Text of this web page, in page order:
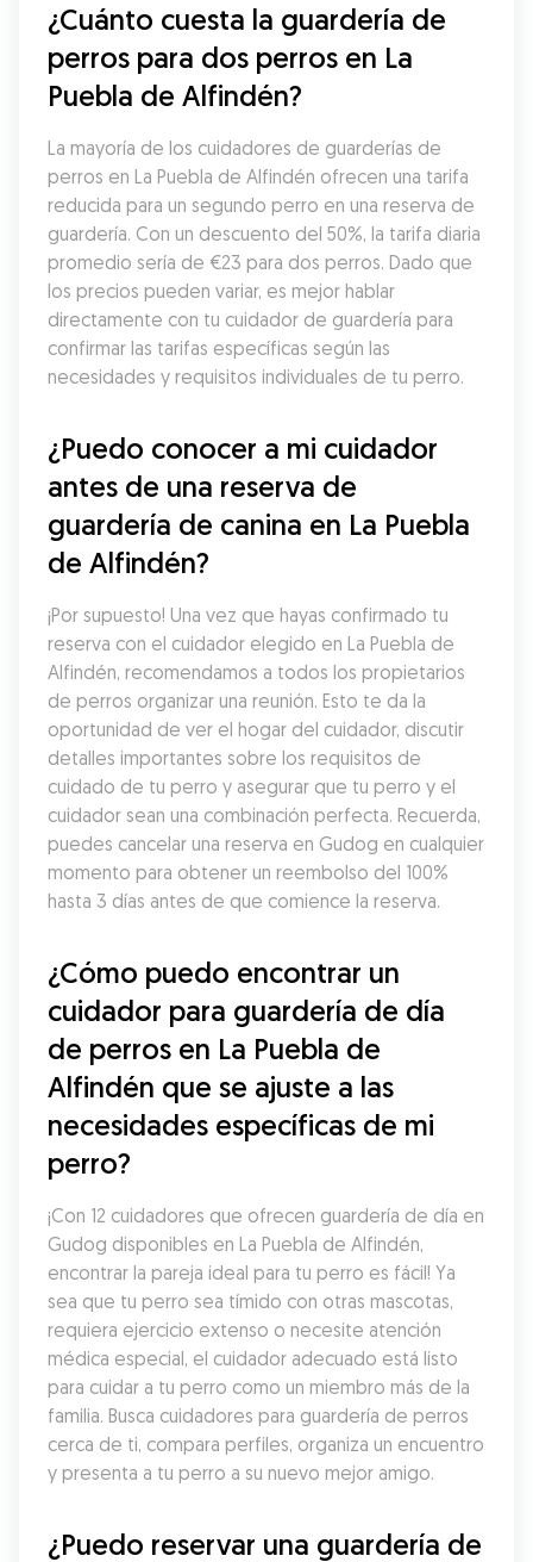
¿Cuánto cuesta la guardería de
perros para dos perros en La
Puebla de Alfindén?
La mayoría de los cuidadores de guarderías de
perros en La Puebla de Alfindén ofrecen una tarifa
reducida para un segundo perro en una reserva de
guardería. Con un descuento del 50%, la tarifa diaria
promedio sería de €23 para dos perros. Dado que
los precios pueden variar, es mejor hablar
directamente con tu cuidador de guardería para
confirmar las tarifas específicas según las
necesidades y requisitos individuales de tu perro.
¿Puedo conocer a mi cuidador
antes de una reserva de
guardería de canina en La Puebla
de Alfindén?
¡Por supuesto! Una vez que hayas confirmado tu
reserva con el cuidador elegido en La Puebla de
Alfindén, recomendamos a todos los propietarios
de perros organizar una reunión. Esto te da la
oportunidad de ver el hogar del cuidador, discutir
detalles importantes sobre los requisitos de
cuidado de tu perro y asegurar que tu perro y el
cuidador sean una combinación perfecta. Recuerda,
puedes cancelar una reserva en Gudog en cualquier
momento para obtener un reembolso del 100%
hasta 3 días antes de que comience la reserva.
¿Cómo puedo encontrar un
cuidador para guardería de día
de perros en La Puebla de
Alfindén que se ajuste a las
necesidades específicas de mi
perro?
¡Con 12 cuidadores que ofrecen guardería de día en
Gudog disponibles en La Puebla de Alfindén,
encontrar la pareja ideal para tu perro es fácil! Ya
sea que tu perro sea tímido con otras mascotas,
requiera ejercicio extenso o necesite atención
médica especial, el cuidador adecuado está listo
para cuidar a tu perro como un miembro más de la
familia. Busca cuidadores para guardería de perros
cerca de ti, compara perfiles, organiza un encuentro
y presenta a tu perro a su nuevo mejor amigo.
¿Puedo reservar una guardería de